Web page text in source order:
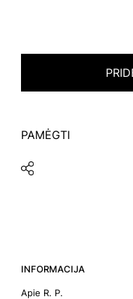
PAMĖGTI
INFORMACIJA
Apie R. P.